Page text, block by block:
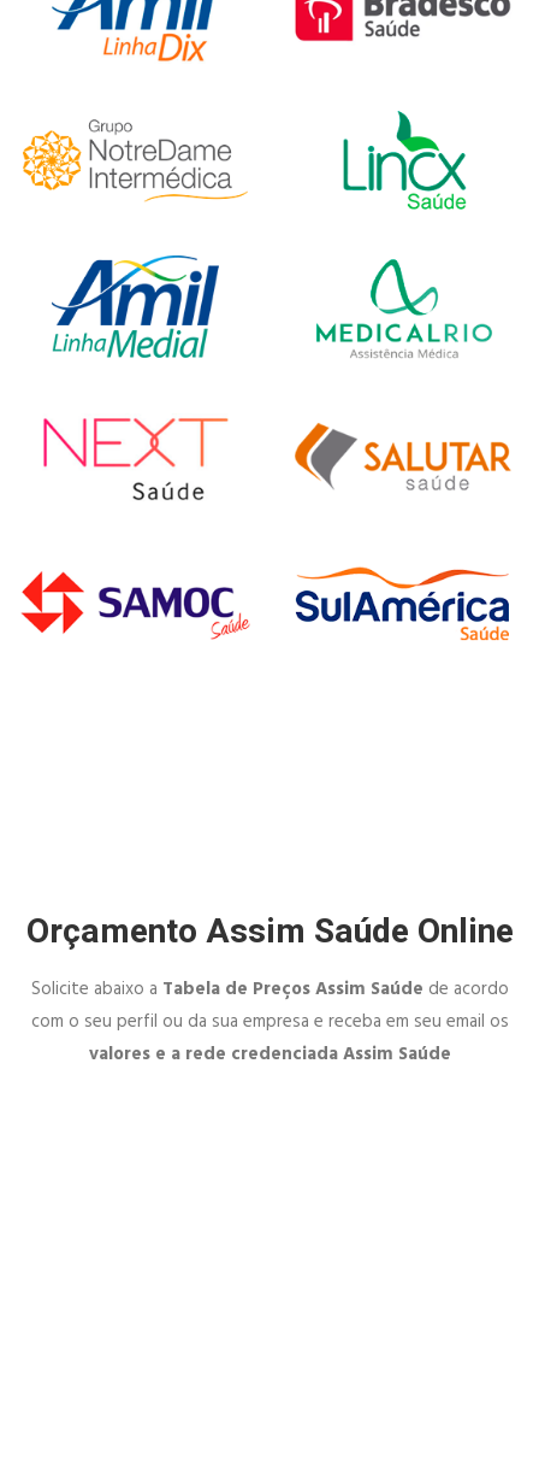
Orçamento Assim Saúde Online
Solicite abaixo a Tabela de Preços Assim Saúde de acordo
com o seu perfil ou da sua empresa e receba em seu email os
valores e a rede credenciada Assim Saúde